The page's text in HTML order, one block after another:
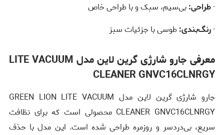
·طراحی:بی‌سیم، سبک و با طراحی خاص
·رنگ‌بندی:طوسی با جزئیات سبز
معرفی جارو شارژی گرین لاین مدل LITE VACUUM
CLEANER GNVC16CLNRGY
جارو شارژی گرین لاین مدل GREEN LION LITE VACUUM
CLEANER GNVC16CLNRGY محصولی است که برای نظافت
سریع، بی‌دردسر و روزمره طراحی شده است. این مدل با حذف